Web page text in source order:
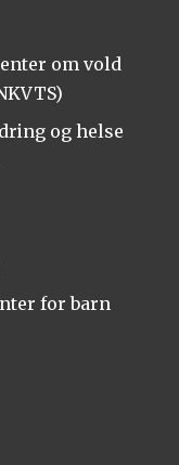
om vold
og helse
for barn